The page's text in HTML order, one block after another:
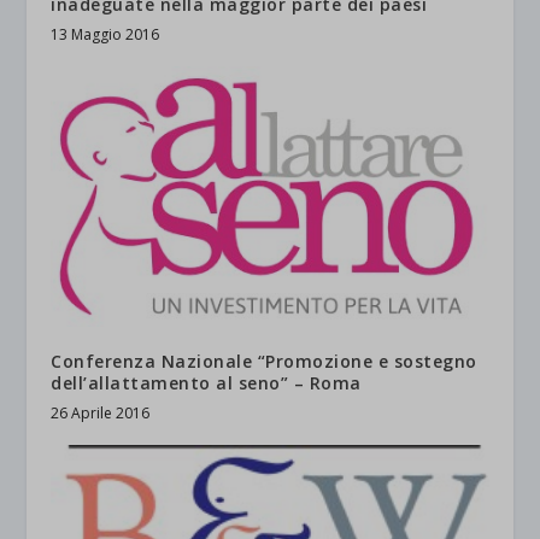
inadeguate nella maggior parte dei paesi
13 Maggio 2016
Conferenza Nazionale “Promozione e sostegno
dell’allattamento al seno” – Roma
26 Aprile 2016